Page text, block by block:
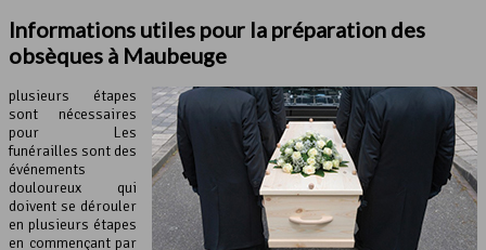
Informations utiles pour la préparation des
obsèques à Maubeuge
plusieurs étapes
sont nécessaires
pour Les
funérailles sont des
événements
douloureux qui
doivent se dérouler
en plusieurs étapes
en commençant par